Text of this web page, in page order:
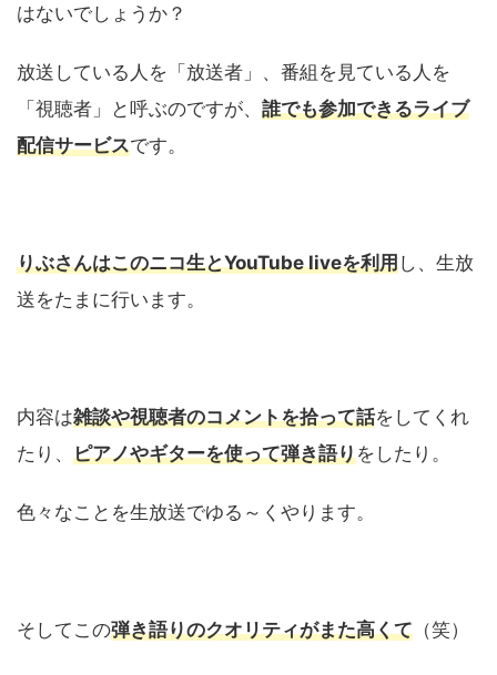
はないでしょうか？
放送している人を「放送者」、番組を見ている人を
「視聴者」と呼ぶのですが、 誰でも参加できるライブ
配信サービスです。
りぶさんはこのニコ生とYouTube liveを利用し、生放
送をたまに行います。
内容は雑談や視聴者のコメントを拾って話をしてくれ
たり、 ピアノやギターを使って弾き語りをしたり。
色々なことを生放送でゆる～くやります。
そしてこの弾き語りのクオリティがまた高くて （笑）